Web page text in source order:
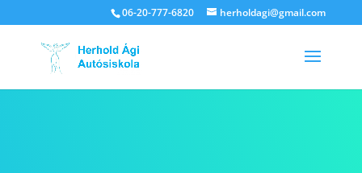
06-20-777-6820 herholdagi@gmail.com